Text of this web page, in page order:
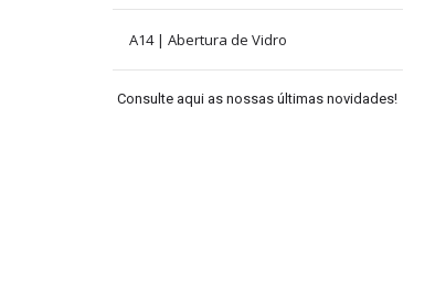
A14 | Abertura de Vidro
Consulte aqui as nossas últimas novidades!